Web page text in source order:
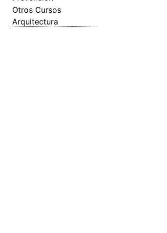
Otros Cursos
Arquitectura